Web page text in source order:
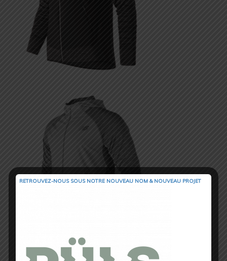
RETROUVEZ-NOUS SOUS NOTRE NOUVEAU NOM & NOUVEAU PROJET